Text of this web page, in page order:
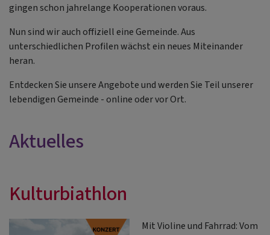
gingen schon jahrelange Kooperationen voraus.
Nun sind wir auch offiziell eine Gemeinde. Aus
unterschiedlichen Profilen wächst ein neues Miteinander
heran.
Entdecken Sie unsere Angebote und werden Sie Teil unserer
lebendigen Gemeinde - online oder vor Ort.
Aktuelles
Kulturbiathlon
Mit Violine und Fahrrad: Vom